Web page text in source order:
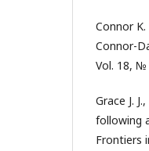
Connor
Connor-
Vol. 18, №
Grace J.
following
Frontiers